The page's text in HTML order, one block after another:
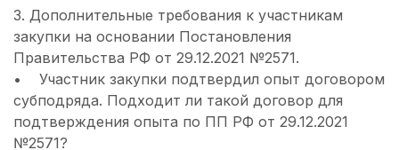
3. Дополнительные требования к участникам
закупки на основании Постановления
Правительства РФ от 29.12.2021 №2571.
• Участник закупки подтвердил опыт договором
субподряда. Подходит ли такой договор для
подтверждения опыта по ПП РФ от 29.12.2021
№2571?